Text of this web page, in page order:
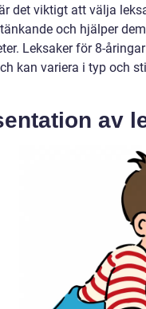
det viktigt att välja
och hjälper
Leksaker för 8-
kan variera i typ och
av